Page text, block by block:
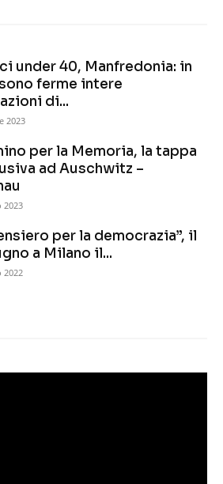
under 40, Manfredonia: in
ferme intere
di...
2023
per la Memoria, la tappa
ad Auschwitz –
2023
per la democrazia”, il
a Milano il...
2022